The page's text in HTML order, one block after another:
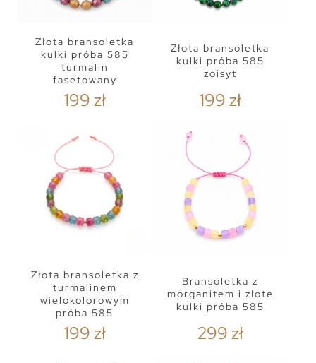
Złota bransoletka
kulki próba 585
turmalin
fasetowany
199 zł
Złota bransoletka
kulki próba 585
zoisyt
199 zł
Złota bransoletka z
turmalinem
wielokolorowym
próba 585
199 zł
Bransoletka z
morganitem i złote
kulki próba 585
299 zł